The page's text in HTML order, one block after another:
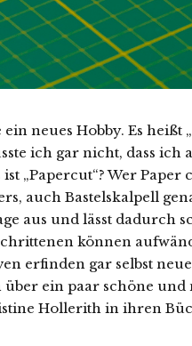
ein neues Hobby. Es
ich gar nicht, dass
ist „Papercut“? Wer
auch Bastelskalpell
aus und lässt dadurch
können
erfinden gar selbst
ein paar schöne und
Hollerith in ihren